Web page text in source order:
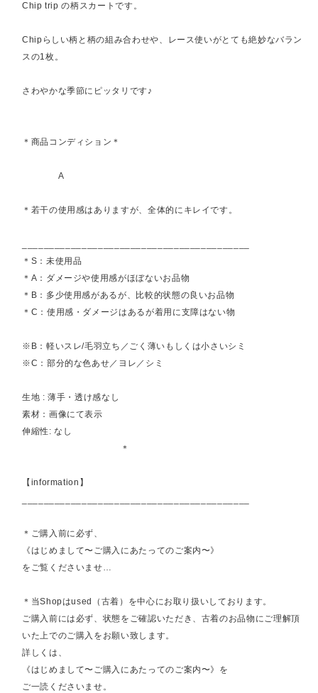
Chip trip の柄スカートです。
Chipらしい柄と柄の組み合わせや、レース使いがとても絶妙なバラン
スの1枚。
さわやかな季節にピッタリです♪
＊商品コンディション＊
A
＊若干の使用感はありますが、全体的にキレイです。
＊S：未使用品
＊A：ダメージや使用感がほぼないお品物
＊B：多少使用感があるが、比較的状態の良いお品物
＊C：使用感・ダメージはあるが着用に支障はない物
※B：軽いスレ/毛羽立ち／ごく薄いもしくは小さいシミ
※C：部分的な色あせ／ヨレ／シミ
生地 : 薄手・透け感なし
素材：画像にて表示
伸縮性: なし
＊
【information】
＊ご購入前に必ず、
《はじめまして〜ご購入にあたってのご案内〜》
をご覧くださいませ…
＊当Shopはused（古着）を中心にお取り扱いしております。
ご購入前には必ず、状態をご確認いただき、古着のお品物にご理解頂
いた上でのご購入をお願い致します。
詳しくは、
《はじめまして〜ご購入にあたってのご案内〜》を
ご一読くださいませ。